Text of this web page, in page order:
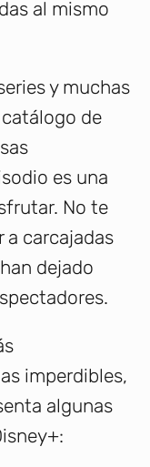
al mismo
y muchas
de
es una
No te
a carcajadas
dejado
imperdibles,
algunas